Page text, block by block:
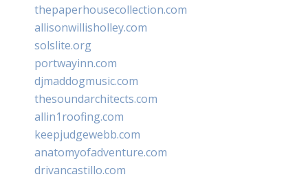
thepaperhousecollection.com
allisonwillisholley.com
solslite.org
portwayinn.com
djmaddogmusic.com
thesoundarchitects.com
allin1roofing.com
keepjudgewebb.com
anatomyofadventure.com
drivancastillo.com